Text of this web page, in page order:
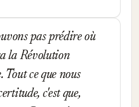
pas prédire où
la Révolution
ce que nous
c'est que,